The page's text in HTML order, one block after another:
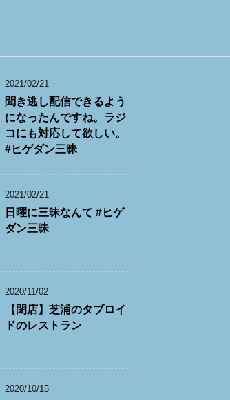
2021/02/21
聞き逃し配信できるよう
になったんですね。ラジ
コにも対応して欲しい。
#ヒゲダン三昧
2021/02/21
日曜に三昧なんて #ヒゲ
ダン三昧
2020/11/02
【閉店】芝浦のタブロイ
ドのレストラン
2020/10/15